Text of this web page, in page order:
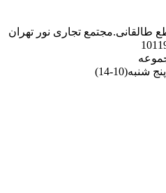
طالقانی.مجتمع تجاری نور تهران